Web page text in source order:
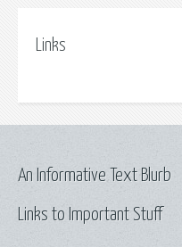
Links
Links to Important Stuff
An Informative Text Blurb